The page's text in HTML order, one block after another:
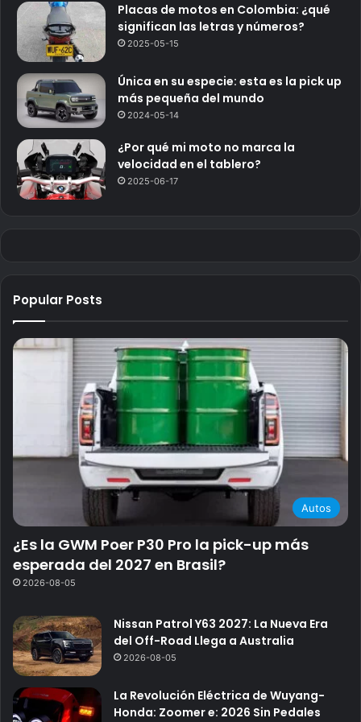
Placas de motos en Colombia: ¿qué
significan las letras y números?
2025-05-15
Única en su especie: esta es la pick up
más pequeña del mundo
2024-05-14
¿Por qué mi moto no marca la
velocidad en el tablero?
2025-06-17
Popular Posts
Autos
¿Es la GWM Poer P30 Pro la pick-up más
esperada del 2027 en Brasil?
2026-08-05
Nissan Patrol Y63 2027: La Nueva Era
del Off-Road Llega a Australia
2026-08-05
La Revolución Eléctrica de Wuyang-
Honda: Zoomer e: 2026 Sin Pedales